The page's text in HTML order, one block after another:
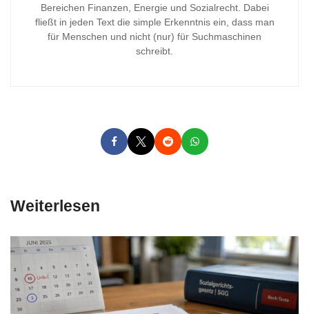
Bereichen Finanzen, Energie und Sozialrecht. Dabei
fließt in jeden Text die simple Erkenntnis ein, dass man
für Menschen und nicht (nur) für Suchmaschinen
schreibt.
Weiterlesen